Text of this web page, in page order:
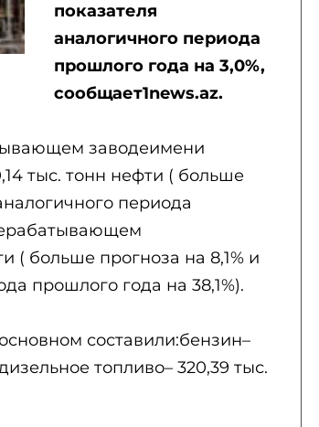
показателя
аналогичного периода
прошлого года на 3,0%,
сообщает1news.az.
заводеимени
тыс. тонн нефти ( больше
периода
( больше прогноза на 8,1% и
прошлого года на 38,1%).
составили:бензин–
топливо– 320,39 тыс.